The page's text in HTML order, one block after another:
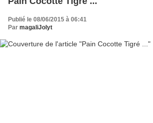
Publié le 08/06/2015 à 06:41
Par magaliJolyt